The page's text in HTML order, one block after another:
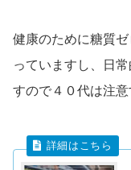
健康のために糖質
っていますし、日
すので４０代は注意